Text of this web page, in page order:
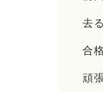
去
合
頑